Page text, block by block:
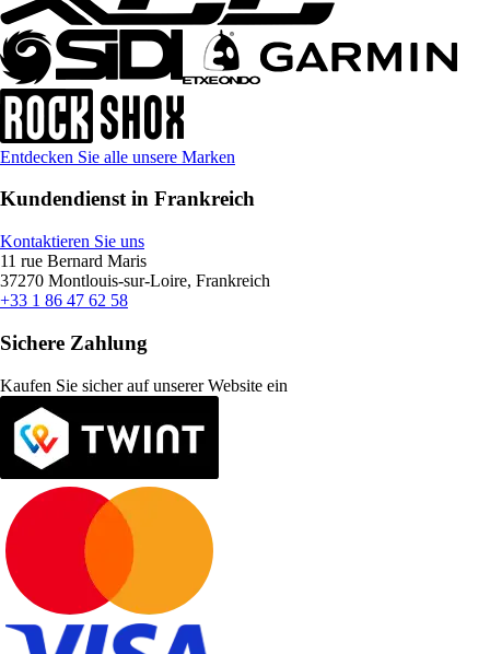
Entdecken Sie alle unsere Marken
Kundendienst in Frankreich
Kontaktieren Sie uns
11 rue Bernard Maris
37270 Montlouis-sur-Loire, Frankreich
+33 1 86 47 62 58
Sichere Zahlung
Kaufen Sie sicher auf unserer Website ein